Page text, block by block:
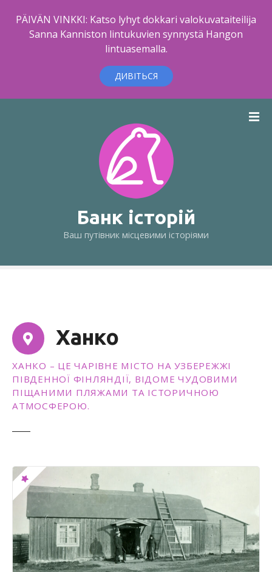
PÄIVÄN VINKKI: Katso lyhyt dokkari valokuvataiteilija
Sanna Kanniston lintukuvien synnystä Hangon
lintuasemalla.
ДИВІТЬСЯ
і
Банк історій
Ваш путівник місцевими історіями
Ханко
ХАНКО – ЦЕ ЧАРІВНЕ МІСТО НА УЗБЕРЕЖЖІ
ПІВДЕННОЇ ФІНЛЯНДІЇ, ВІДОМЕ ЧУДОВИМИ
ПІЩАНИМИ ПЛЯЖАМИ ТА ІСТОРИЧНОЮ
АТМОСФЕРОЮ.